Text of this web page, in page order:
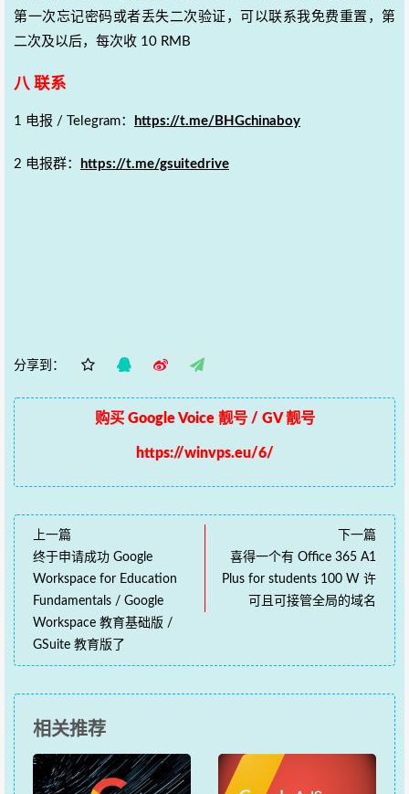
第一次忘记密码或者丢失二次验证，可以联系我免费重置，第
二次及以后，每次收 10 RMB
八 联系
1 电报 / Telegram： https://t.me/BHGchinaboy
2 电报群： https://t.me/gsuitedrive
分享到：
购买 Google Voice 靓号 / GV 靓号
https://winvps.eu/6/
上一篇
终于申请成功 Google
Workspace for Education
Fundamentals / Google
Workspace 教育基础版 /
GSuite 教育版了
下一篇
喜得一个有 Office 365 A1
Plus for students 100 W 许
可且可接管全局的域名
相关推荐